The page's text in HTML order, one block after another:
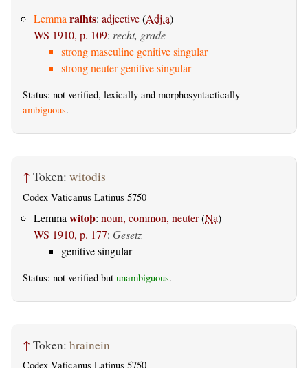
Lemma raihts: adjective(Adj.a)
WS 1910, p. 109: recht, grade
strong masculine genitive singular
strong neuter genitive singular
Status: not verified, lexically and morphosyntactically
ambiguous.
↑ Token: witodis
Codex Vaticanus Latinus 5750
Lemma witoþ: noun, common, neuter(Na)
WS 1910, p. 177: Gesetz
genitive singular
Status: not verified but unambiguous.
↑ Token: hrainein
Codex Vaticanus Latinus 5750